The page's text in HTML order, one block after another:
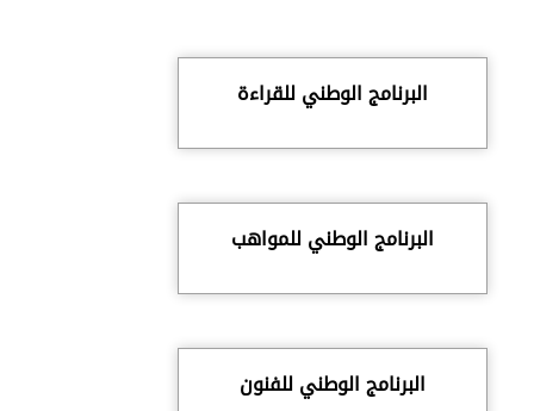
البرنامج الوطني للقراءة
البرنامج الوطني للمواهب
البرنامج الوطني للفنون